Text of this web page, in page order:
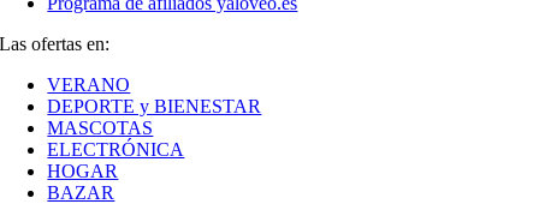
Las ofertas en:
VERANO
DEPORTE y BIENESTAR
MASCOTAS
ELECTRÓNICA
HOGAR
BAZAR